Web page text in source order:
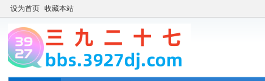
设为首页 收藏本站